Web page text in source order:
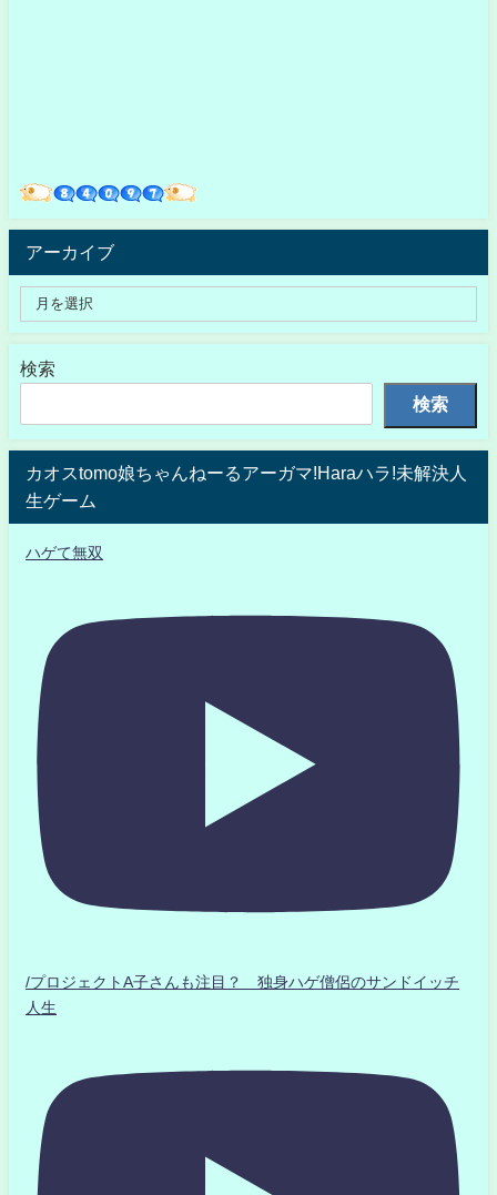
アーカイブ
検索
検索
カオスtomo娘ちゃんねーるアーガマ!Haraハラ!未解決人
生ゲーム
ハゲて無双
/プロジェクトA子さんも注目？ 独身ハゲ僧侶のサンドイッチ
人生